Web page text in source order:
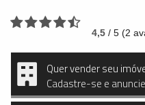
4,5 / 5 (2
Quer vender seu
Cadastre-se e